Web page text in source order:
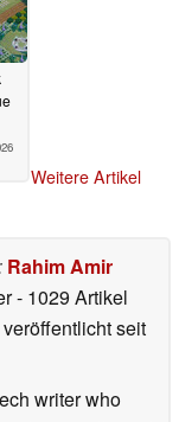
Weitere Artikel
Rahim Amir
- 1029 Artikel
seit
writer who